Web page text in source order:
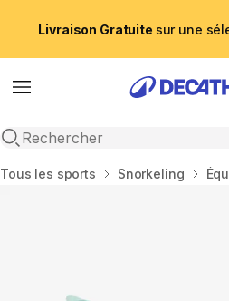
Livraison Gratuite sur une
Menu
Recherche ouverte
Accueil
Tous les sports Snorkeling